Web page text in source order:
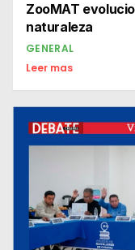
ZooMAT
naturaleza
GENERAL
Leer mas